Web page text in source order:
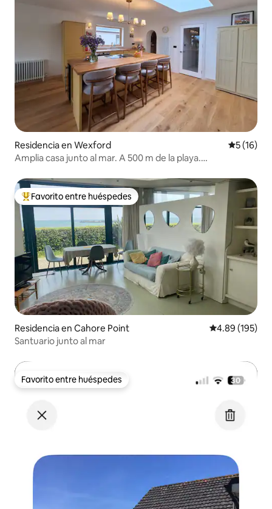
Residencia en Wexford
5 (16)
Amplia casa junto al mar. A 500 m de la playa.
De los mejores en Favorito entre huéspedes
Favorito entre huéspedes
Residencia en Cahore Point Calificación
4.89 (195)
Santuario junto al mar
Favorito entre huéspedes
Favorito entre huéspedes